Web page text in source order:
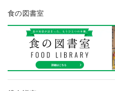
食の図書室